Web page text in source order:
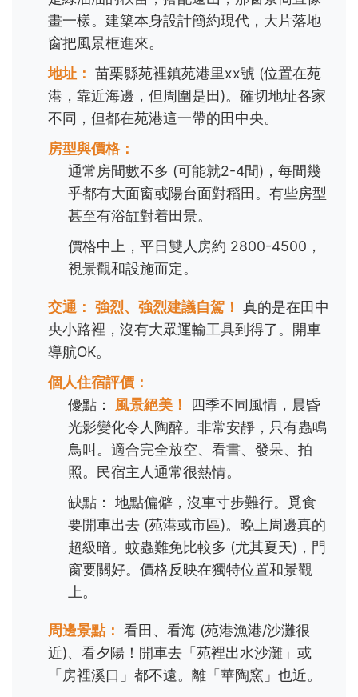
畫一樣。建築本身設計簡約現代，大片落地
窗把風景框進來。
地址： 苗栗縣苑裡鎮苑港里xx號 (位置在苑
港，靠近海邊，但周圍是田)。確切地址各家
不同，但都在苑港這一帶的田中央。
房型與價格：
通常房間數不多 (可能就2-4間)，每間幾
乎都有大面窗或陽台面對稻田。有些房型
甚至有浴缸對着田景。
價格中上，平日雙人房約 2800-4500，
視景觀和設施而定。
交通： 強烈、強烈建議自駕！ 真的是在田中
央小路裡，沒有大眾運輸工具到得了。開車
導航OK。
個人住宿評價：
優點： 風景絕美！
四季不同風情，晨昏
光影變化令人陶醉。非常安靜，只有蟲鳴
鳥叫。適合完全放空、看書、發呆、拍
照。民宿主人通常很熱情。
缺點： 地點偏僻，沒車寸步難行。覓食
要開車出去 (苑港或市區)。晚上周邊真的
超級暗。蚊蟲難免比較多 (尤其夏天)，門
窗要關好。價格反映在獨特位置和景觀
上。
周邊景點： 看田、看海 (苑港漁港/沙灘很
近)、看夕陽！開車去「苑裡出水沙灘」或
「房裡溪口」都不遠。離「華陶窯」也近。